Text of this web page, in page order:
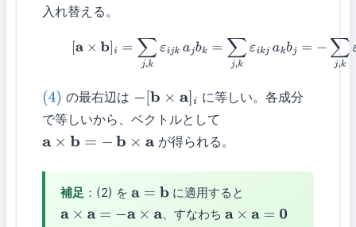
入れ替える。
(4)[a ×b =∑j,k εijkaj bk= ∑j εikja kbj=−∑j kε kb a
(4) の最右辺は −[ b× a]
に等しい。各成分
で等しいから、ベクトルとして
a×b =− b× a が得られる。
補足 ：(2) をa=b
に適用すると
a×a =− a× a 、すなわち a×a =0